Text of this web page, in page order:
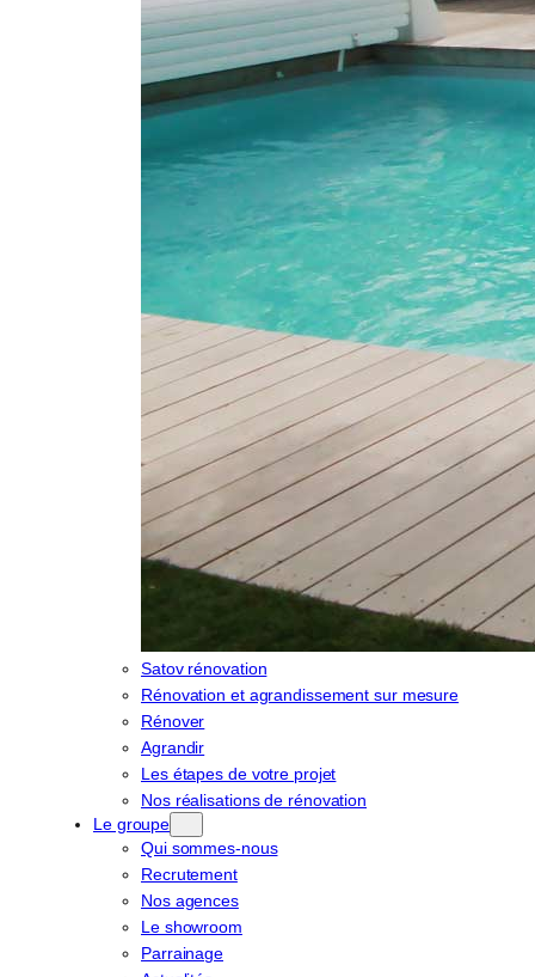
Satov rénovation
Rénovation et agrandissement sur mesure
Rénover
Agrandir
Les étapes de votre projet
Nos réalisations de rénovation
Le groupe
Qui sommes-nous
Recrutement
Nos agences
Le showroom
Parrainage